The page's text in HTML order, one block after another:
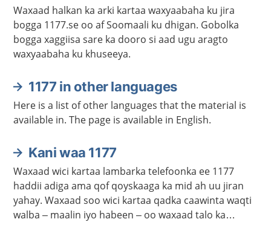
Waxaad halkan ka arki kartaa waxyaabaha ku jira
bogga 1177.se oo af Soomaali ku dhigan. Gobolka
bogga xaggiisa sare ka dooro si aad ugu aragto
waxyaabaha ku khuseeya.
1177 in other languages
Here is a list of other languages that the material is
available in. The page is available in English.
Kani waa 1177
Waxaad wici kartaa lambarka telefoonka ee 1177
haddii adiga ama qof qoyskaaga ka mid ah uu jiran
yahay. Waxaad soo wici kartaa qadka caawinta waqti
walba – maalin iyo habeen – oo waxaad talo ka